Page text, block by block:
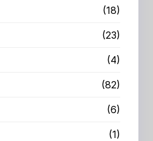
(18)
(23)
(4)
(82)
(6)
(1)